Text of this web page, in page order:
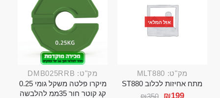
אזל המלאי
מק"ט: MLT880
מתח אחיזות לכלוב ST880
₪350 ₪199
מק"ט: DMB025RRB
מיקרו פלטה משקל גומי 0.25
קג קוטר חור 35ממ להלבשה